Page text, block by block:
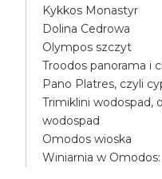
Kykkos Monastyr
Dolina Cedrowa
Olympos szczyt
Troodos panorama i
Pano Platres, czyli
Trimiklini wodospad,
wodospad
Omodos wioska
Winiarnia w